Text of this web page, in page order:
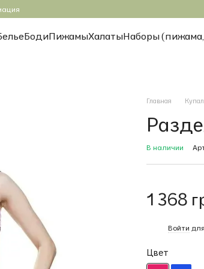
БодиПижамыХалатыНаборы
Главная
В наличии
1 368
Войти
Цвет